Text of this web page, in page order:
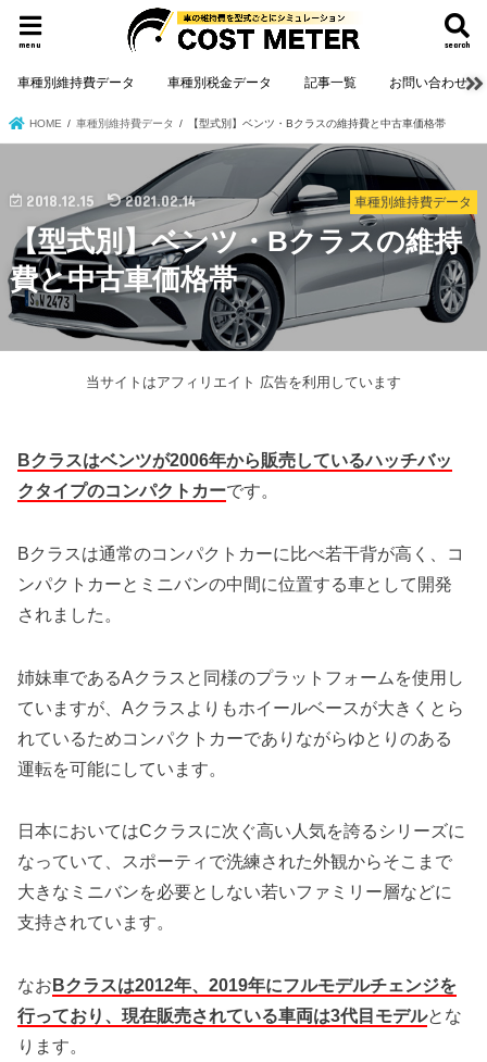
search
menu
車種別維持費データ 車種別税金データ 記事一覧 お問い合わせ
HOME 車種別維持費データ 【型式別】ベンツ・Bクラスの維持費と中古車価格帯
車種別維持費データ
2018.12.15 2021.02.14
【型式別】ベンツ・Bクラスの維持
費と中古車価格帯
当サイトはアフィリエイト 広告を利用しています
Bクラスはベンツが2006年から販売しているハッチバッ
クタイプのコンパクトカーです。
Bクラスは通常のコンパクトカーに比べ若干背が高く、コ
ンパクトカーとミニバンの中間に位置する車として開発
されました。
姉妹車であるAクラスと同様のプラットフォームを使用し
ていますが、Aクラスよりもホイールベースが大きくとら
れているためコンパクトカーでありながらゆとりのある
運転を可能にしています。
日本においてはCクラスに次ぐ高い人気を誇るシリーズに
なっていて、スポーティで洗練された外観からそこまで
大きなミニバンを必要としない若いファミリー層などに
支持されています。
なおBクラスは2012年、2019年にフルモデルチェンジを
行っており、現在販売されている車両は3代目モデルとな
ります。